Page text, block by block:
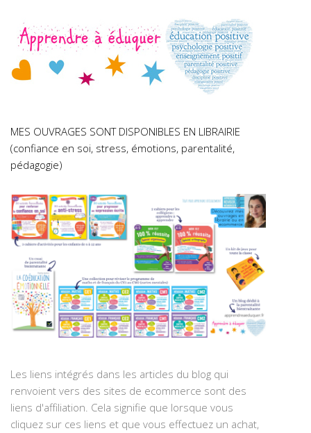
MES OUVRAGES SONT DISPONIBLES EN LIBRAIRIE
(confiance en soi, stress, émotions, parentalité,
pédagogie)
Les liens intégrés dans les articles du blog qui
renvoient vers des sites de ecommerce sont des
liens d'affiliation. Cela signifie que lorsque vous
cliquez sur ces liens et que vous effectuez un achat,